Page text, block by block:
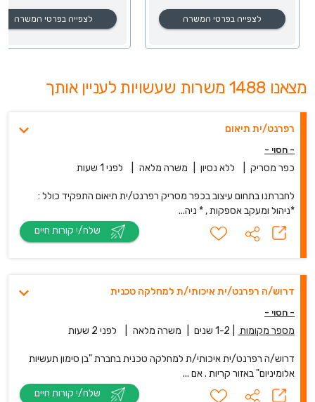
לצפייה בפרטי המשרה לצפייה בפרטי המשרה
מצאנו 1488 משרות שעשויות לעניין אותך
רפרנט/ית תיאום
- חסוי -
כפר מסריק ללא נסיון משרה מלאה לפני 1 שעות
לחברתנו בתחום עיצוב בכפר מסריק רפרנט/ית תיאום התפקיד כולל :
*ניהול ומעקב אספקות , * ניה...
דרוש/ה רפרנט/ית איכותי/ת למחלקה טכנית
- חסוי -
מספר מקומות 1-2 שנים משרה מלאה לפני 2 שעות
דרוש/ה רפרנט/ית איכותי/ת למחלקה טכנית בחברת "בן סימון תעשיות
אלומיניום" באזור קריות . אם ...